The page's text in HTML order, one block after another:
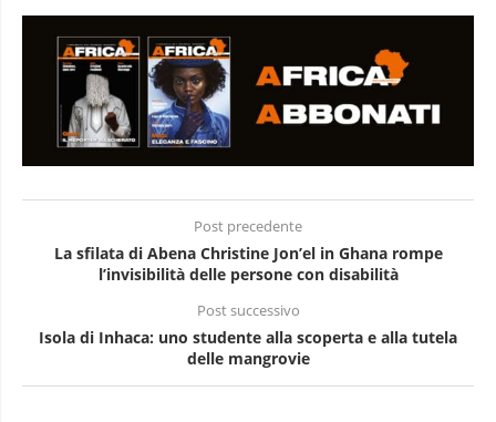
Post precedente
La sfilata di Abena Christine Jon’el in Ghana rompe
l’invisibilità delle persone con disabilità
Post successivo
Isola di Inhaca: uno studente alla scoperta e alla tutela
delle mangrovie